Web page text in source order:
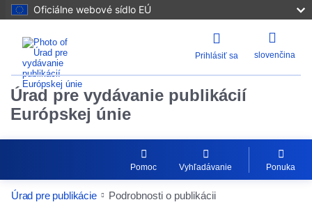
Oficiálne webové sídlo EÚ
Prihlásiť sa slovenčina
Úrad pre vydávanie publikácií
Európskej únie
Pomoc Vyhľadávanie Ponuka
Úrad pre publikácie Podrobnosti o publikácii